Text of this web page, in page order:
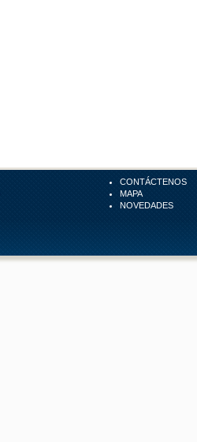
CONTÁCTENOS
MAPA
NOVEDADES